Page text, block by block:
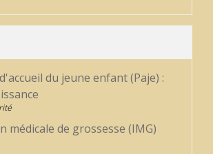
du jeune enfant (Paje) :
médicale de grossesse (IMG)